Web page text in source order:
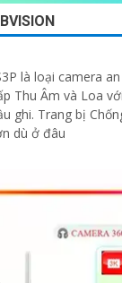
là loại camera
Thu Âm và Loa
Sáng
dù ở đâu